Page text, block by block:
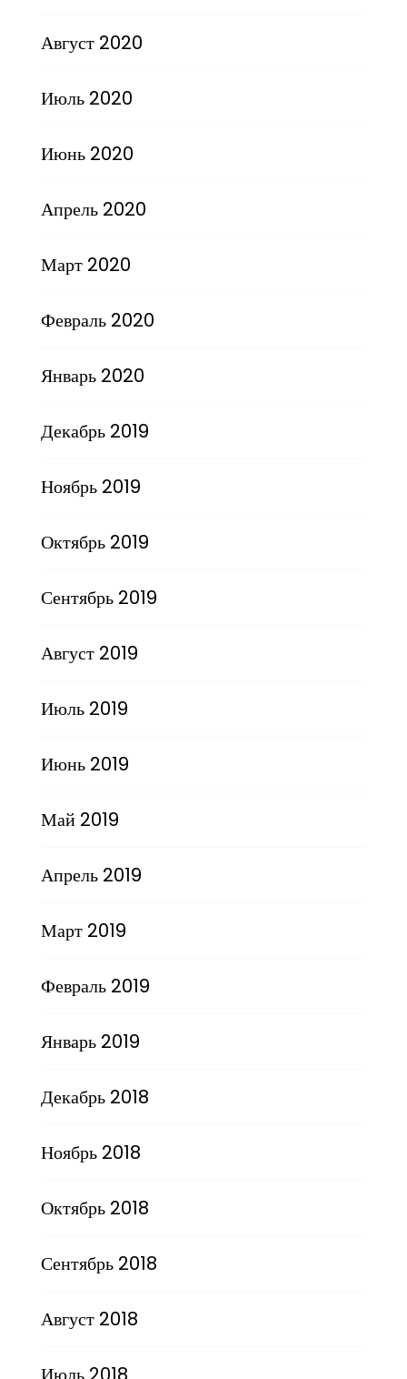
Август 2020
Июль 2020
Июнь 2020
Апрель 2020
Март 2020
Февраль 2020
Январь 2020
Декабрь 2019
Ноябрь 2019
Октябрь 2019
Сентябрь 2019
Август 2019
Июль 2019
Июнь 2019
Май 2019
Апрель 2019
Март 2019
Февраль 2019
Январь 2019
Декабрь 2018
Ноябрь 2018
Октябрь 2018
Сентябрь 2018
Август 2018